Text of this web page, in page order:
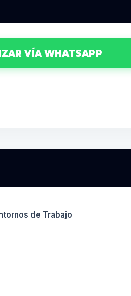
VÍA WHATSAPP
de Trabajo